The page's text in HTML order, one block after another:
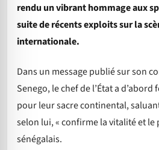
rendu un vibrant hommage aux
suite de récents exploits sur la
internationale.
Dans un message publié sur son
Senego, le chef de l’État a
pour leur sacre continental,
selon lui, « confirme la vitalité et
sénégalais.